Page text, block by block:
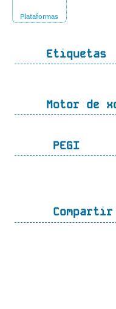
Plataformas
Etiquetas
Motor de
PEGI
Compartir